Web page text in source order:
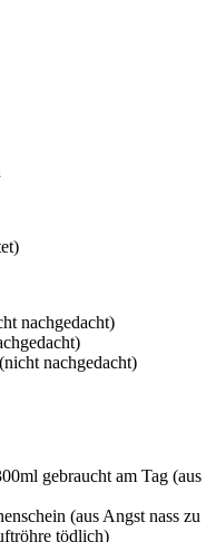
nachgedacht)
nachgedacht)
gebraucht am Tag (aus
(aus Angst nass zu
tödlich)